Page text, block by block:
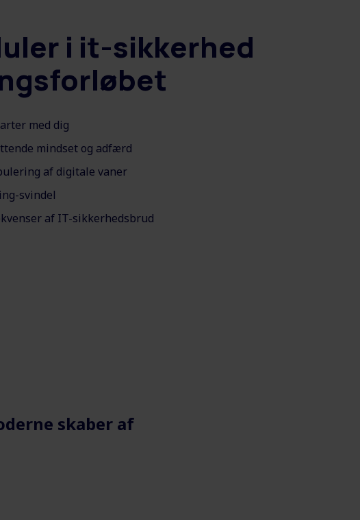
i it-sikkerhed
med dig
mindset og adfærd
af digitale vaner
svindel
af IT-sikkerhedsbrud
skaber af